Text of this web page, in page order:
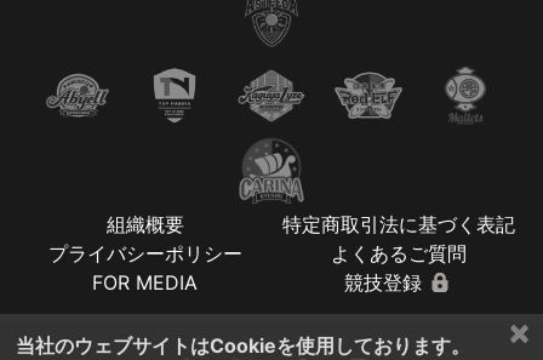
組織概要
特定商取引法に基づく表記
プライバシーポリシー
よくあるご質問
FOR MEDIA
競技登録
×
当社のウェブサイトはCookieを使用しております。